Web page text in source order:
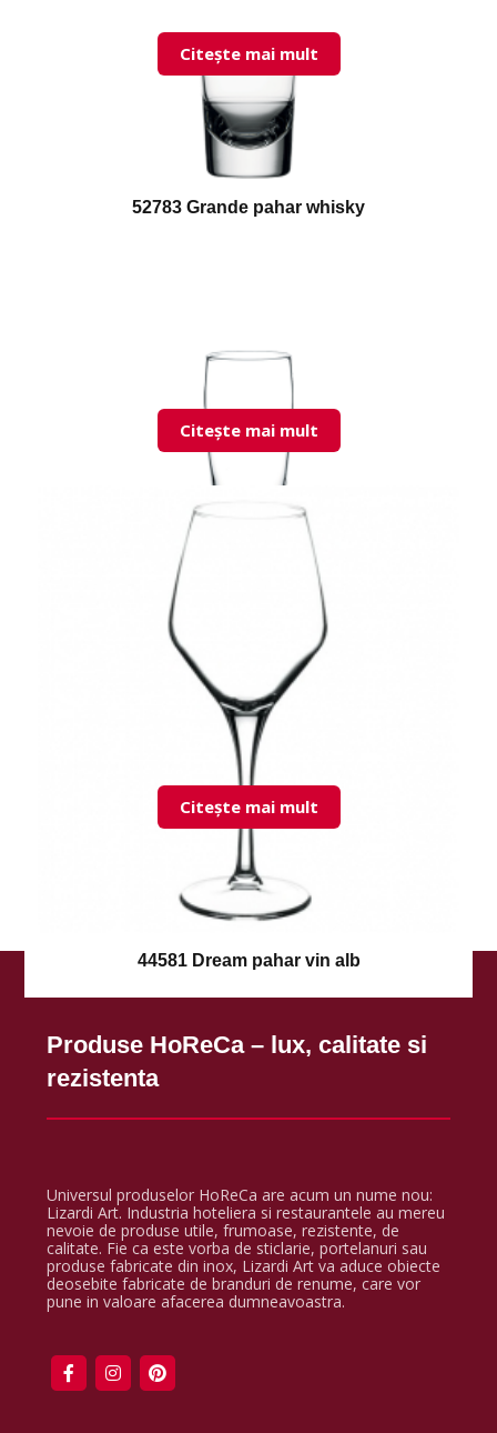
52783 Grande pahar whisky
Citește mai mult
42097 Jubilee pahar bere
Citește mai mult
44581 Dream pahar vin alb
Citește mai mult
Produse HoReCa – lux, calitate si
rezistenta
Universul produselor HoReCa are acum un nume nou:
Lizardi Art. Industria hoteliera si restaurantele au mereu
nevoie de produse utile, frumoase, rezistente, de
calitate. Fie ca este vorba de sticlarie, portelanuri sau
produse fabricate din inox, Lizardi Art va aduce obiecte
deosebite fabricate de branduri de renume, care vor
pune in valoare afacerea dumneavoastra.